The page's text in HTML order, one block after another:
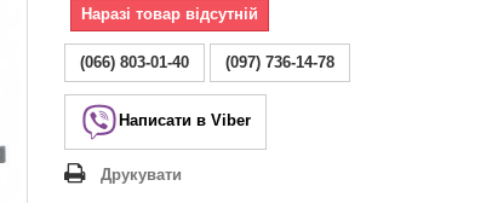
Наразі товар відсутній
(066) 803-01-40 (097) 736-14-78
Написати в Viber
Друкувати